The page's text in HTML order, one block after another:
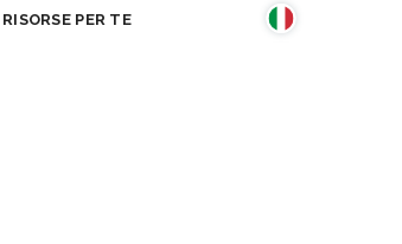
RISORSE PER TE